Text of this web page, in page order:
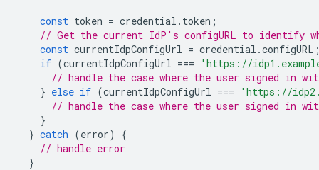
const token = credential . token ;
// Get the current IdP's configURL to identify
const currentIdpConfigUrl = credential .configURL
if (currentIdpConfigUrl ===
'https://
// handle the case where the user signed in
} else if (currentIdpConfigUrl ===
'https://
// handle the case where the user signed in
}
} catch (error)
{
// handle error
}